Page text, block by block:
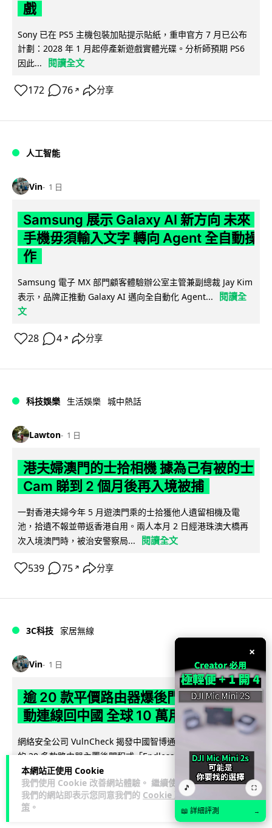
本網站正使用 Cookie
我們使用 Cookie 改善網站體驗。 繼續使用
我們的網站即表示您同意我們的 Cookie 政
策 。
戲
Sony 已在 PS5 主機包裝加貼提示貼紙，重申官方 7 月已公布
計劃：2028 年 1 月起停產新遊戲實體光碟。分析師預期 PS6
因此...
閱讀全文
172 76 ↗ 分享
人工智能
Vin 1 日
Samsung 展示 Galaxy AI 新方向 未來
手機毋須輸入文字 轉向 Agent 全自動操
作
Samsung 電子 MX 部門顧客體驗辦公室主管兼副總裁 Jay Kim
表示，品牌正推動 Galaxy AI 邁向全自動化 Agent...
閱讀全
文
28 4 ↗ 分享
科技娛樂 生活娛樂 城中熱話
Lawton 1 日
港夫婦澳門的士拾相機 據為己有被的士
Cam 睇到 2 個月後再入境被捕
一對香港夫婦今年 5 月遊澳門乘的士拾獲他人遺留相機及電
池，拾遺不報並帶返香港自用。兩人本月 2 日經港珠澳大橋再
次入境澳門時，被治安警察局...
閱讀全文
539 75 ↗ 分享
3C科技 家居無線
Vin 1 日
逾 20 款平價路由器爆後門 每 35 秒自
動連線回中國 全球 10 萬用家私隱堪憂
網絡安全公司 VulnCheck 揭發中國智博通電子（Zbtlink）生產
的 20 多款路由器內置後門程式「Endlessdoors」（無盡... 閱
讀全文
969 221↗ 分享
×
🎵 ⛶
📖 詳細評測 →